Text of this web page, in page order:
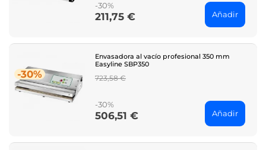
-30%
Price
211,75 € Añadir
-30%
Envasadora al vacío profesional 350 mm
Easyline SBP350
Regular
723,58 €
-30%
Price
506,51 € Añadir